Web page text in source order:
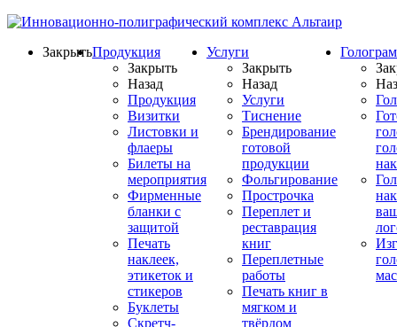
ЗакрытьПродукция
Закрыть
Назад
Продукция
Визитки
Листовки и
флаеры
Билеты на
мероприятия
Фирменные
бланки с
защитой
Печать
наклеек,
этикеток и
стикеров
Буклеты
Скретч-
Услуги
Закрыть
Назад
Услуги
Тиснение
Брендирование
готовой
продукции
Фольгирование
Прострочка
Переплет и
реставрация
книг
Переплетные
работы
Печать книг в
мягком и
твёрдом